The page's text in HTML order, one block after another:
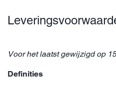
Voor het laatst gewijzigd op
Definities